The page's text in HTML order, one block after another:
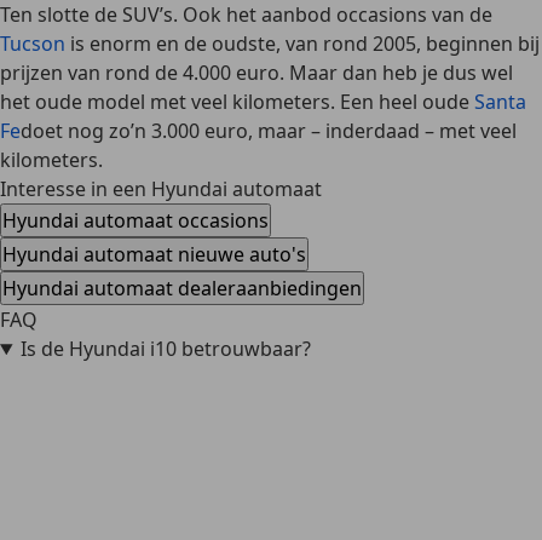
Ten slotte de SUV’s. Ook het aanbod occasions van de
Tucson is enorm en de oudste, van rond 2005, beginnen bij
prijzen van rond de 4.000 euro. Maar dan heb je dus wel
het oude model met veel kilometers. Een heel oudeSanta
Fedoet nog zo’n 3.000 euro, maar – inderdaad – met veel
kilometers.
Interesse in een Hyundai automaat
Hyundai automaat occasions
Hyundai automaat nieuwe auto's
Hyundai automaat dealeraanbiedingen
FAQ
Is de Hyundai i10 betrouwbaar?